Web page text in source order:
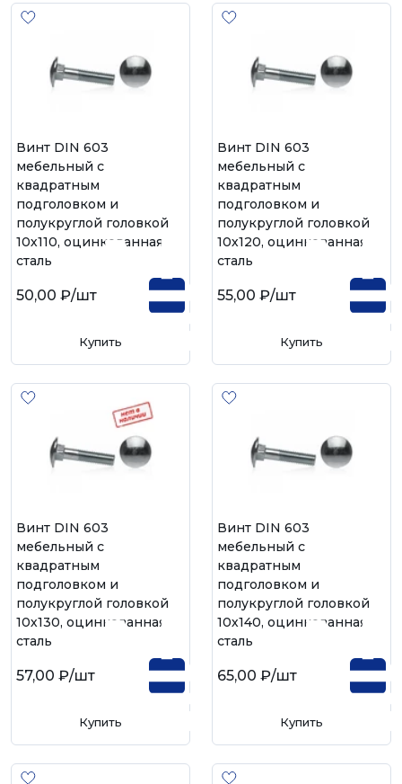
Винт DIN 603
мебельный с
квадратным
подголовком и
полукруглой головкой
10х110, оцинкованная
сталь
50,00 ₽/шт
Купить
Винт DIN 603
мебельный с
квадратным
подголовком и
полукруглой головкой
10х120, оцинкованная
сталь
55,00 ₽/шт
Купить
Винт DIN 603
мебельный с
квадратным
подголовком и
полукруглой головкой
10х130, оцинкованная
сталь
57,00 ₽/шт
Купить
Винт DIN 603
мебельный с
квадратным
подголовком и
полукруглой головкой
10х140, оцинкованная
сталь
65,00 ₽/шт
Купить